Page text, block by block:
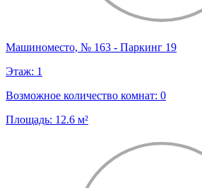
Машиноместо, № 163 - Паркинг 19
Этаж: 1
Возможное количество комнат: 0
Площадь: 12.6 м²